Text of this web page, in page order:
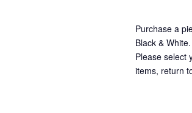
Purchase a
Black & White.
Please select
items, return